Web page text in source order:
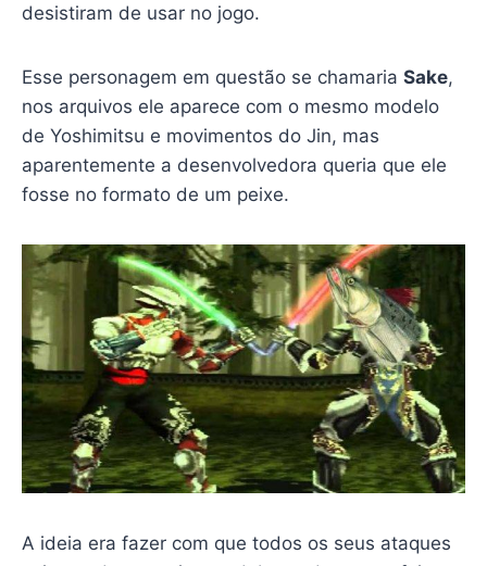
desistiram de usar no jogo.
Esse personagem em questão se chamaria Sake,
nos arquivos ele aparece com o mesmo modelo
de Yoshimitsu e movimentos do Jin, mas
aparentemente a desenvolvedora queria que ele
fosse no formato de um peixe.
A ideia era fazer com que todos os seus ataques